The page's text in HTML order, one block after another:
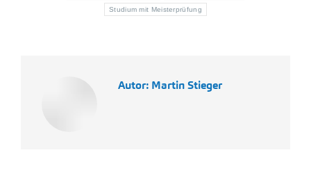
Studium mit Meisterprüfung
Autor: Martin Stieger